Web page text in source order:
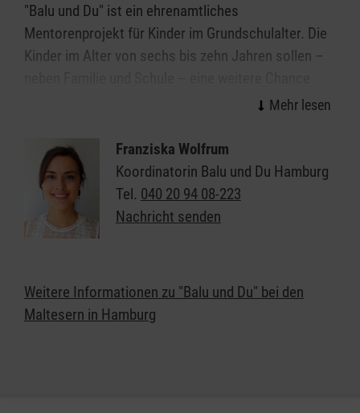
"Balu und Du" ist ein ehrenamtliches
Mentorenprojekt für Kinder im Grundschulalter. Die
Kinder im Alter von sechs bis zehn Jahren sollen –
erhalten, ihre vielleicht noch schlummernden
und ihr Selbstbewusstsein zu stärken.
Die Mentoren ("Balus") des Programms stehen den
Kindern ("Moglis") dazu in einer entscheidenden
Entwicklungsphase ihres Lebens als Freund, Berater
Anregungen sammeln und neue Interessen
entwickeln. Die Hausaufgabenhilfe steht dabei
Franziska Wolfrum
Koordinatorin Balu und Du Hamburg
Tel. 040 20 94 08-223
Nachricht senden
Weitere Informationen zu "Balu und Du" bei den
Maltesern in Hamburg